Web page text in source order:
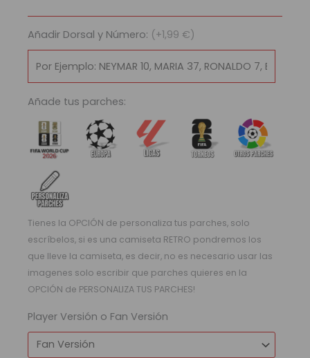
Añadir Dorsal y Número: (+1,99 €)
Añade tus parches:
Tienes la OPCIÓN de personaliza tus parches, solo
escríbelos, si es una camiseta RETRO pondremos los
que lleve la camiseta, es decir, no es necesario usar las
imagenes solo escribir que parches quieres en la
OPCIÓN de PERSONALIZA TUS PARCHES!
Player Versión o Fan Versión
2025/26